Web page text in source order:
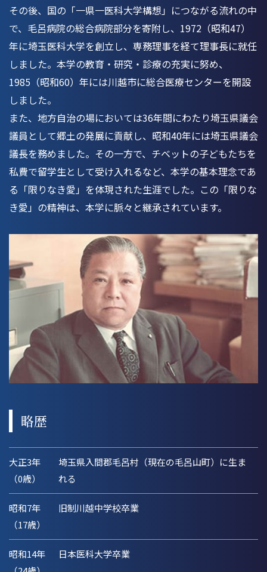
その後、国の「一県一医科大学構想」につながる流れの中
で、毛呂病院の総合病院部分を寄附し、1972（昭和47）
年に埼玉医科大学を創立し、専務理事を経て理事長に就任
しました。本学の教育・研究・診療の充実に努め、
1985（昭和60）年には川越市に総合医療センターを開設
しました。
また、地方自治の場においては36年間にわたり埼玉県議会
議員として郷土の発展に貢献し、昭和40年には埼玉県議会
議長を務めました。その一方で、チベットの子どもたちを
私費で留学生として受け入れるなど、本学の基本理念であ
る「限りなき愛」を体現された生涯でした。この「限りな
き愛」の精神は、本学に脈々と継承されています。
略歴
大正3年
（0歳）
埼玉県入間郡毛呂村（現在の毛呂山町）に生ま
れる
昭和7年
（17歳）
旧制川越中学校卒業
昭和14年
日本医科大学卒業